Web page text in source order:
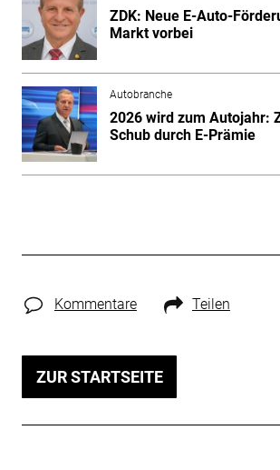
ZDK: Neue E-Auto-
Markt vorbei
Autobranche
2026 wird zum Autojahr:
Schub durch E-Prämie
Kommentare Teilen
ZUR STARTSEITE